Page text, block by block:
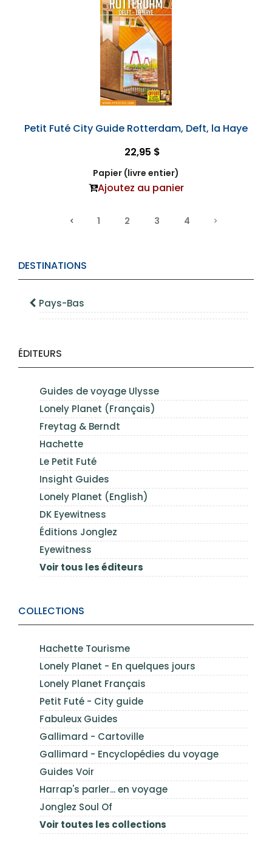
DESTINATIONS
Pays-Bas
ÉDITEURS
Guides de voyage Ulysse
Lonely Planet (Français)
Freytag & Berndt
Hachette
Le Petit Futé
Insight Guides
Lonely Planet (English)
DK Eyewitness
Éditions Jonglez
Eyewitness
Voir tous les éditeurs
COLLECTIONS
Hachette Tourisme
Lonely Planet - En quelques jours
Lonely Planet Français
Petit Futé - City guide
Fabuleux Guides
Gallimard - Cartoville
Gallimard - Encyclopédies du voyage
Guides Voir
Harrap's parler... en voyage
Jonglez Soul Of
Voir toutes les collections
Petit Futé City Guide Rotterdam, Deft, la Haye
22,95 $
Papier (livre entier)
Ajoutez au panier
1 2 3 4